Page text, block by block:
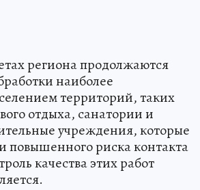
региона продолжаются
наиболее
территорий, таких
отдыха, санатории и
учреждения, которые
повышенного риска контакта
качества этих работ